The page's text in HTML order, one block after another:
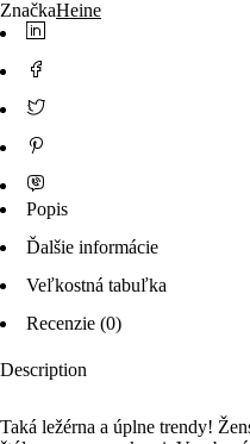
ZnačkaHeine
Popis
Ďalšie informácie
Veľkostná tabuľka
Recenzie (0)
Description
Taká ležérna a úplne trendy!